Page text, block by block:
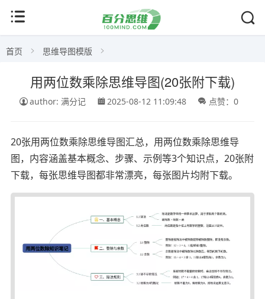
首页 思维导图模版
用两位数乘除思维导图(20张附下载)
author: 满分记 2025-08-12 11:09:48 点赞：0
20张用两位数乘除思维导图汇总，用两位数乘除思维导
图，内容涵盖基本概念、步骤、示例等3个知识点，20张附
下载，每张思维导图都非常漂亮，每张图片均附下载。